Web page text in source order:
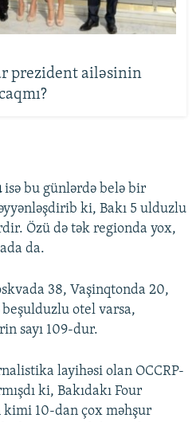
prezident ailəsinin
isə bu günlərdə belə bir
ki, Bakı 5 ulduzlu
Özü də tək regionda yox,
da.
38, Vaşinqtonda 20,
otel varsa,
sayı 109-dur.
layihəsi olan OCCRP-
ki, Bakıdakı Four
10-dan çox məhşur